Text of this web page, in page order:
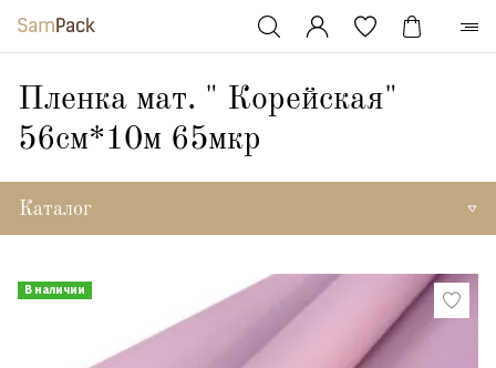
Пленка мат. " Корейская"
56см*10м 65мкр
Каталог
В наличии